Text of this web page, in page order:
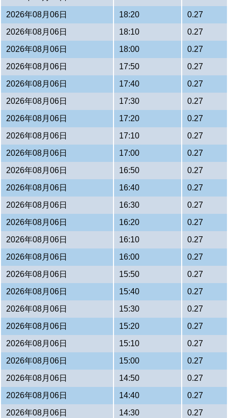
2026年08月06日
18:20
0.27
2026年08月06日
18:10
0.27
2026年08月06日
18:00
0.27
2026年08月06日
17:50
0.27
2026年08月06日
17:40
0.27
2026年08月06日
17:30
0.27
2026年08月06日
17:20
0.27
2026年08月06日
17:10
0.27
2026年08月06日
17:00
0.27
2026年08月06日
16:50
0.27
2026年08月06日
16:40
0.27
2026年08月06日
16:30
0.27
2026年08月06日
16:20
0.27
2026年08月06日
16:10
0.27
2026年08月06日
16:00
0.27
2026年08月06日
15:50
0.27
2026年08月06日
15:40
0.27
2026年08月06日
15:30
0.27
2026年08月06日
15:20
0.27
2026年08月06日
15:10
0.27
2026年08月06日
15:00
0.27
2026年08月06日
14:50
0.27
2026年08月06日
14:40
0.27
2026年08月06日
14:30
0.27